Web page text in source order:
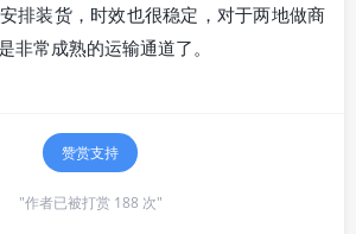
排装货，时效也很稳定，对于两地做商
非常成熟的运输通道了。
赞赏支持
"作者已被打赏 188 次"